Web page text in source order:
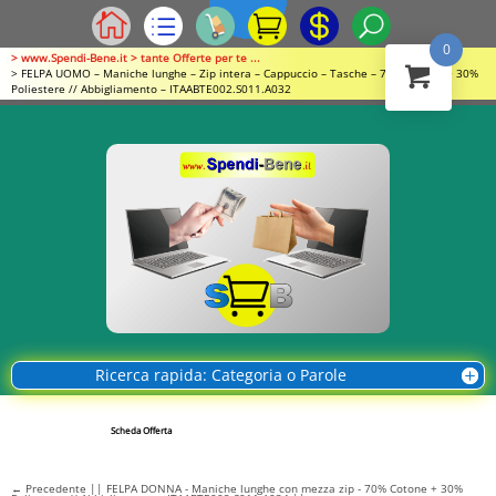
> www.Spendi-Bene.it > tante Offerte per te ...
> FELPA UOMO – Maniche lunghe – Zip intera – Cappuccio – Tasche – 70% Cotone + 30%
Poliestere // Abbigliamento – ITAABTE002.S011.A032
Ricerca rapida: Categoria o Parole
Scheda Offerta
← Precedente || FELPA DONNA - Maniche lunghe con mezza zip - 70% Cotone + 30%
0